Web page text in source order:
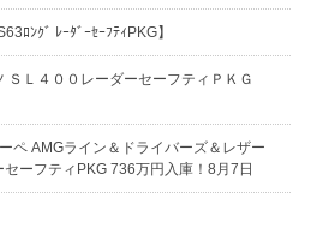
ﾛﾝｸﾞ ﾚｰﾀﾞｰｾｰﾌﾃｨPKG】
ＳＬ４００レーダーセーフティＰＫＧ
ペ AMGライン＆ドライバーズ＆レザー
ーフティPKG 736万円入庫！8月7日